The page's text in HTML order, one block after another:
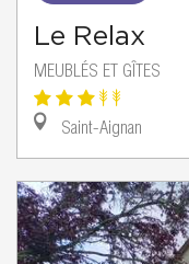
Le Relax
MEUBLÉS ET GÎTES
Saint-Aignan